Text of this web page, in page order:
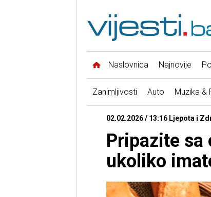
Naslovnica Najnovije
Zanimljivosti Auto Muzika &
02.02.2026 / 13:16 Ljepota i
Pripazite sa
ukoliko